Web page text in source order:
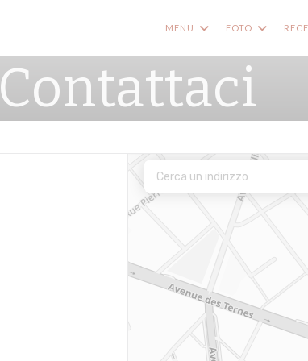
MENU FOTO
Contattaci